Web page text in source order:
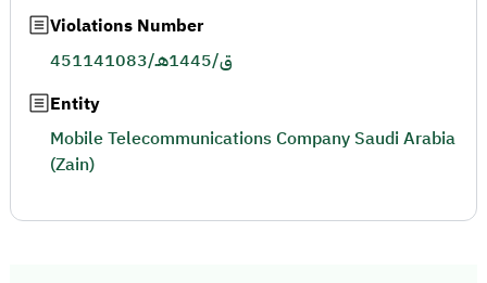
Violations Number
451141083/ق/1445هـ
Entity
Mobile Telecommunications Company Saudi Arabia
(Zain)